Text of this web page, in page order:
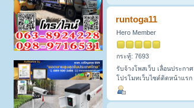
runtoga11
Hero Member
กระทู้: 7693
รับจ้างโพสเว็บ เลื่อนประกาศ
โปรโมทเว็บไซต์ติดหน้าแรก